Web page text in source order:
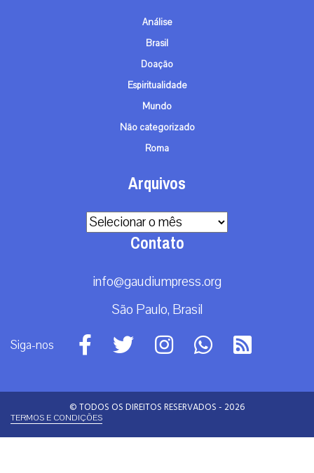
Análise
Brasil
Doação
Espiritualidade
Mundo
Não categorizado
Roma
Arquivos
Arquivos
Contato
info@gaudiumpress.org
São Paulo, Brasil
Siga-nos
© TODOS OS DIREITOS RESERVADOS - 2026
TERMOS E CONDIÇÕES